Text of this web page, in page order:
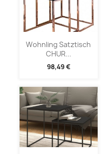
Wohnling Satztisch
CHUR...
98,49 €